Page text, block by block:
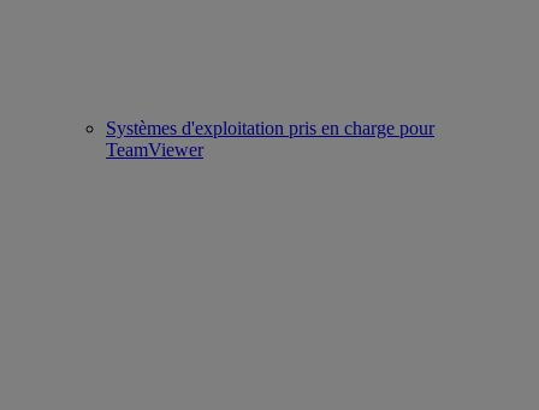
Systèmes d'exploitation pris en charge pour
TeamViewer